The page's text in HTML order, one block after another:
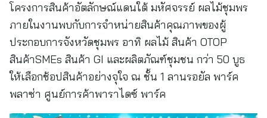
โครงการสินค้าอัตลักษณ์แดนใต้ มหัศจรรย์ ผลไม้ชุมพร
ภายในงานพบกับการจำหน่ายสินค้าคุณภาพของผู้
ประกอบการจังหวัดชุมพร อาทิ ผลไม้ สินค้า OTOP
สินค้าSMEs สินค้า GI และผลิตภัณฑ์ชุมชน กว่า 50 บูธ
ให้เลือกช้อปสินค้าอย่างจุใจ ณ ชั้น 1 ลานรอยัล พาร์ค
พลาซ่า ศูนย์การค้าพาราไดซ์ พาร์ค